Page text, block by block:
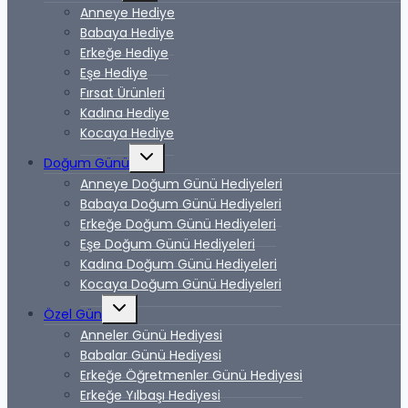
değiştir
Anneye Hediye
Babaya Hediye
Erkeğe Hediye
Eşe Hediye
Fırsat Ürünleri
Kadına Hediye
Kocaya Hediye
Doğum Günü
Alt
değiştir
Anneye Doğum Günü Hediyeleri
Babaya Doğum Günü Hediyeleri
Erkeğe Doğum Günü Hediyeleri
Eşe Doğum Günü Hediyeleri
Kadına Doğum Günü Hediyeleri
Kocaya Doğum Günü Hediyeleri
Özel Gün
Alt
değiştir
Anneler Günü Hediyesi
Babalar Günü Hediyesi
Erkeğe Öğretmenler Günü Hediyesi
Erkeğe Yılbaşı Hediyesi